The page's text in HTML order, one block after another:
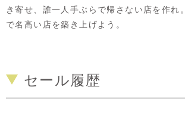
き寄せ、誰一人手ぶらで帰さない店を作れ
で名高い店を築き上げよう。
セール履歴